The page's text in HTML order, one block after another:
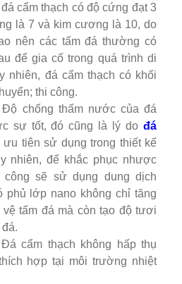
đá cẩm thạch có độ cứng đạt 3
là 7 và kim cương là 10, do
nên các tấm đá thường có
để gia cố trong quá trình di
nhiên, đá cẩm thạch có khối
thi công.
Độ chống thấm nước của đá
sự tốt, đó cũng là lý do đá
tiên sử dụng trong thiết kế
nhiên, để khắc phục nhược
sẽ sử dụng dung dịch
phủ lớp nano không chỉ tăng
tấm đá mà còn tạo độ tươi
cẩm thạch không hấp thụ
hợp tại môi trường nhiệt